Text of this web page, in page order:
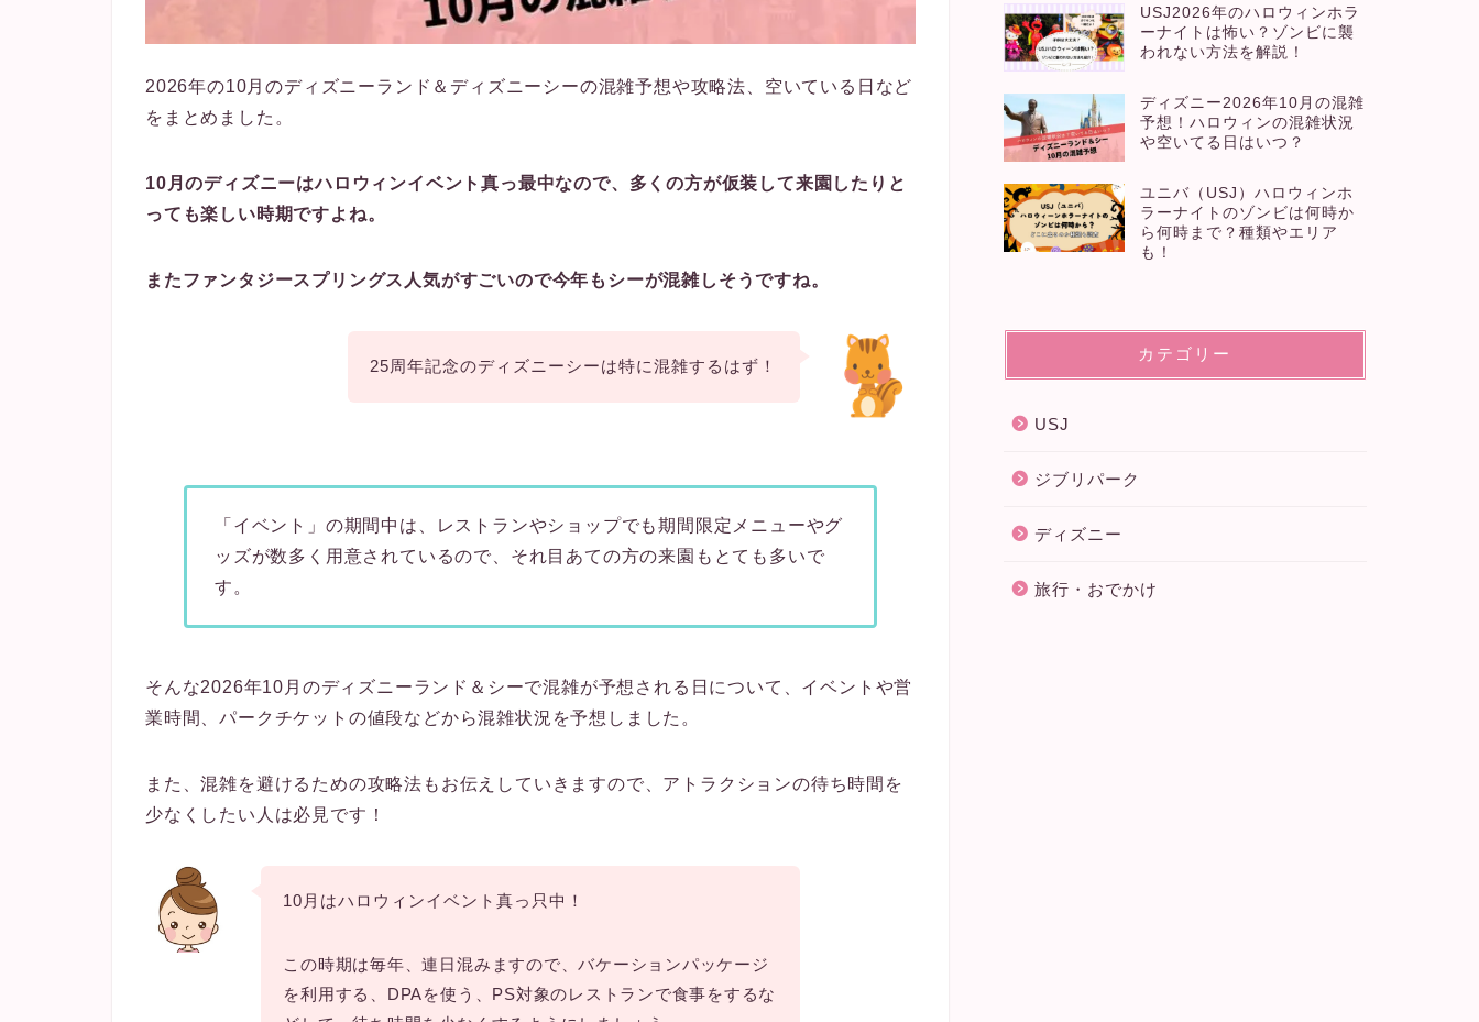
2026年の10月のディズニーランド＆ディズニーシーの混雑予想や攻略法、空いている日など
をまとめました。
10月のディズニーはハロウィンイベント真っ最中なので、多くの方が仮装して来園したりと
っても楽しい時期ですよね。
またファンタジースプリングス人気がすごいので今年もシーが混雑しそうですね。
25周年記念のディズニーシーは特に混雑するはず！
「イベント」の期間中は、レストランやショップでも期間限定メニューやグ
ッズが数多く用意されているので、それ目あての方の来園もとても多いで
す。
そんな2026年10月のディズニーランド＆シーで混雑が予想される日について、イベントや営
業時間、パークチケットの値段などから混雑状況を予想しました。
また、混雑を避けるための攻略法もお伝えしていきますので、アトラクションの待ち時間を
少なくしたい人は必見です！
10月はハロウィンイベント真っ只中！
この時期は毎年、連日混みますので、バケーションパッケージ
を利用する、DPAを使う、PS対象のレストランで食事をするな
USJ2026年のハロウィンホラ
ーナイトは怖い？ゾンビに襲
われない方法を解説！
ディズニー2026年10月の混雑
予想！ハロウィンの混雑状況
や空いてる日はいつ？
ユニバ（USJ）ハロウィンホ
ラーナイトのゾンビは何時か
ら何時まで？種類やエリア
も！
カテゴリー
USJ
ジブリパーク
ディズニー
旅行・おでかけ